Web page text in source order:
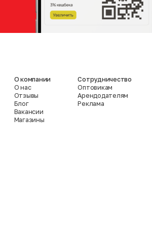
О компании
О нас
Отзывы
Блог
Вакансии
Магазины
Сотрудничество
Оптовикам
Арендодателям
Реклама